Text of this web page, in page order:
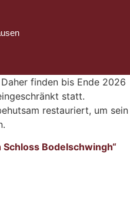
finden bis Ende 2026
statt.
restauriert, um sein
Bodelschwingh“